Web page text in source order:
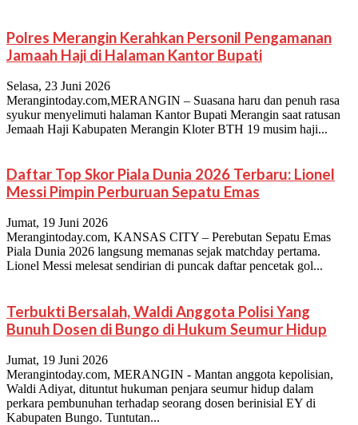
Polres Merangin Kerahkan Personil Pengamanan
Jamaah Haji di Halaman Kantor Bupati
Selasa, 23 Juni 2026
Merangintoday.com,MERANGIN – Suasana haru dan penuh rasa
syukur menyelimuti halaman Kantor Bupati Merangin saat ratusan
Jemaah Haji Kabupaten Merangin Kloter BTH 19 musim haji...
Daftar Top Skor Piala Dunia 2026 Terbaru: Lionel
Messi Pimpin Perburuan Sepatu Emas
Jumat, 19 Juni 2026
Merangintoday.com, KANSAS CITY – Perebutan Sepatu Emas
Piala Dunia 2026 langsung memanas sejak matchday pertama.
Lionel Messi melesat sendirian di puncak daftar pencetak gol...
Terbukti Bersalah, Waldi Anggota Polisi Yang
Bunuh Dosen di Bungo di Hukum Seumur Hidup
Jumat, 19 Juni 2026
Merangintoday.com, MERANGIN - Mantan anggota kepolisian,
Waldi Adiyat, dituntut hukuman penjara seumur hidup dalam
perkara pembunuhan terhadap seorang dosen berinisial EY di
Kabupaten Bungo. Tuntutan...